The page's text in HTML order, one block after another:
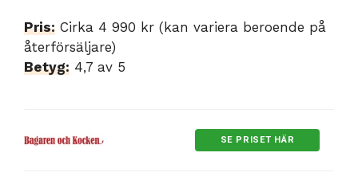
Pris: Cirka 4 990 kr (kan variera beroende på
återförsäljare)
Betyg: 4,7 av 5
SE PRISET HÄR